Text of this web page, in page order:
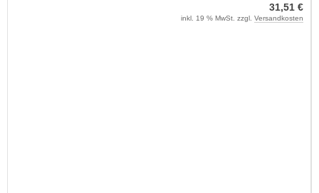
31,51 €
inkl. 19 % MwSt. zzgl. Versandkosten